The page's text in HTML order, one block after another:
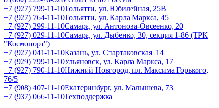
+7 (927) 799-11-10Тольятти, ул. Юбилейная, 25В
+7 (927) 764-11-10Тольятти, ул. Карла Маркса, 45
+7 (927) 299-11-10Самара, ул. Антонова-Овсеенко, 20
+7 (927) 029-11-10Самара, ул. Дыбенко, 30, секция 1-86 (ТРК
"Космопорт")
+7 (927) 041-11-10Казань, ул. Спартаковская, 14
+7 (929) 799-11-10Ульяновск, ул. Карла Маркса, 17
+7 (927) 790-11-10Нижний Новгород, пл. Максима Горького,
76/5
+7 (908) 407-11-10Екатеринбург, ул. Малышева, 73
+7 (937) 066-11-10Техподдержка